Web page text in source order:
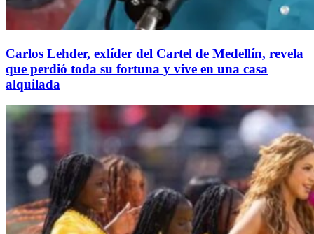
Carlos Lehder, exlíder del Cartel de Medellín, revela
que perdió toda su fortuna y vive en una casa
alquilada